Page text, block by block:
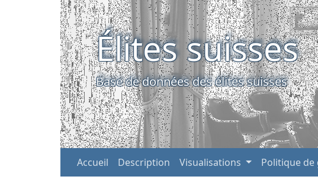
Élites suisses
Base de données des élites suisses
Accueil Description Visualisations Politique de